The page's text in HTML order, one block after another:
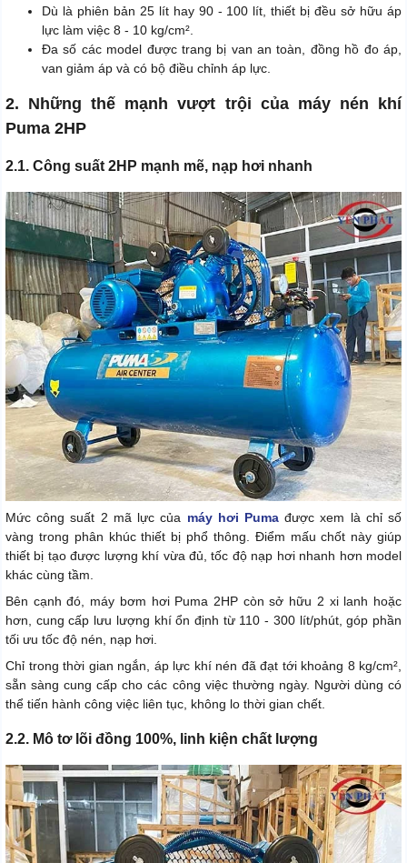
Dù là phiên bản 25 lít hay 90 - 100 lít, thiết bị đều sở hữu áp
lực làm việc 8 - 10 kg/cm².
Đa số các model được trang bị van an toàn, đồng hồ đo áp,
van giảm áp và có bộ điều chỉnh áp lực.
2. Những thế mạnh vượt trội của máy nén khí
Puma 2HP
2.1. Công suất 2HP mạnh mẽ, nạp hơi nhanh
Mức công suất 2 mã lực của máy hơi Pumađược xem là chỉ số
vàng trong phân khúc thiết bị phổ thông. Điểm mấu chốt này giúp
thiết bị tạo được lượng khí vừa đủ, tốc độ nạp hơi nhanh hơn model
khác cùng tầm.
Bên cạnh đó, máy bơm hơi Puma 2HP còn sở hữu 2 xi lanh hoặc
hơn, cung cấp lưu lượng khí ổn định từ 110 - 300 lít/phút, góp phần
tối ưu tốc độ nén, nạp hơi.
Chỉ trong thời gian ngắn, áp lực khí nén đã đạt tới khoảng 8 kg/cm²,
sẵn sàng cung cấp cho các công việc thường ngày. Người dùng có
thể tiến hành công việc liên tục, không lo thời gian chết.
2.2. Mô tơ lõi đồng 100%, linh kiện chất lượng